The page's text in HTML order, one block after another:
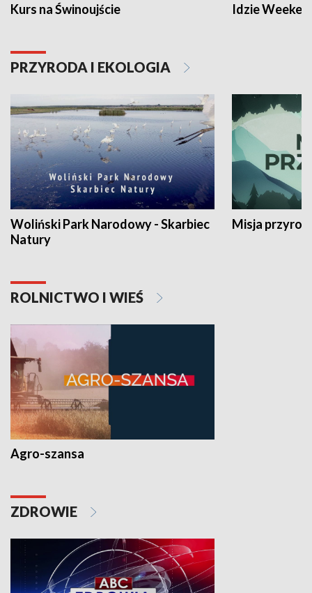
Kurs na Świnoujście Idzie
PRZYRODA I EKOLOGIA
Woliński Park Narodowy - Skarbiec
Natury
Misja
ROLNICTWO I WIEŚ
Agro-szansa
ZDROWIE